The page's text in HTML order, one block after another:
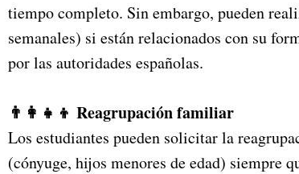
tiempo completo. Sin embargo, pueden
semanales) si están relacionados con su
por las autoridades españolas.
👨‍👩‍👧‍👦 Reagrupación familiar
Los estudiantes pueden solicitar la
(cónyuge, hijos menores de edad) siempre